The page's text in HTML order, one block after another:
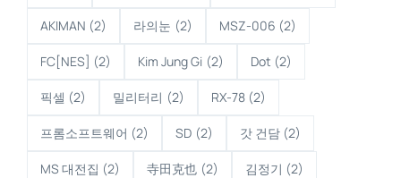
AKIMAN (2) 라의눈 (2) MSZ-006 (2)
FC[NES] (2) Kim Jung Gi (2) Dot (2)
픽셀 (2) 밀리터리 (2) RX-78 (2)
프롬소프트웨어 (2) SD (2) 갓 건담 (2)
MS 대전집 (2) 寺田克也 (2) 김정기 (2)